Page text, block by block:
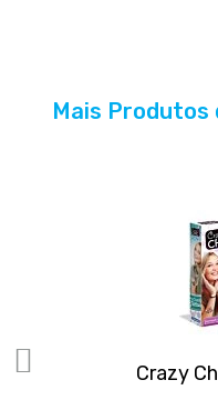
Mais Produtos
Crazy